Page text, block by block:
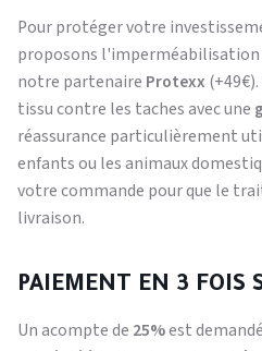
Pour protéger votre
proposons l'imperméabilisation
notre partenaire Protexx
tissu contre les taches avec une
réassurance particulièrement
enfants ou les animaux
votre commande pour que le
livraison.
PAIEMENT EN 3 FOIS
Un acompte de 25%est